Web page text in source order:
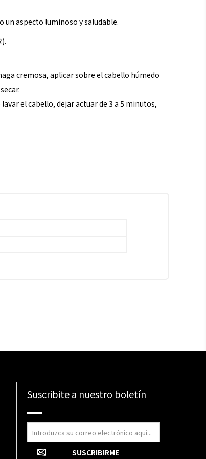
un aspecto luminoso y saludable.
cremosa, aplicar sobre el cabello húmedo
lavar el cabello, dejar actuar de 3 a 5 minutos,
Suscribite a nuestro boletín